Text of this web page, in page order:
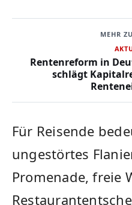
MEHR
Rentenreform in
schlägt
Für Reisende
ungestörtes
Promenade, freie